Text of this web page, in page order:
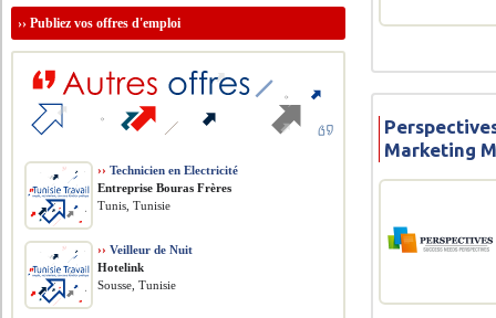
Marketing
››Publiez vos offres d'emploi
›› Technicien en Electricité
Entreprise Bouras Frères
Tunis, Tunisie
›› Veilleur de Nuit
Hotelink
Sousse, Tunisie